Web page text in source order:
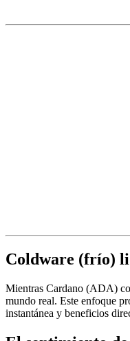
Coldware (frío)
Mientras Cardano (ADA)
mundo real. Este enfoque
instantánea y beneficios